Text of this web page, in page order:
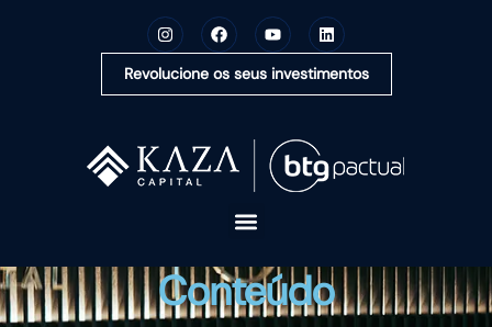
Revolucione os seus investimentos
A KAZA CAPITAL
SOLUÇÕES
Conteúdo